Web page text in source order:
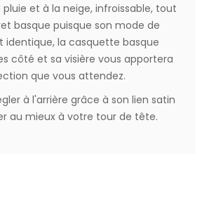
et à la neige, infroissable, tout
basque puisque son mode de
identique, la casquette basque
côté et sa visière vous apportera
que vous attendez.
à l'arrière grâce à son lien satin
au mieux à votre tour de tête.